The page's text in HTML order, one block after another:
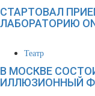
СТАРТОВАЛ
ЛАБОРАТОРИЮ
Театр
В МОСКВЕ
ИЛЛЮЗИОННЫЙ